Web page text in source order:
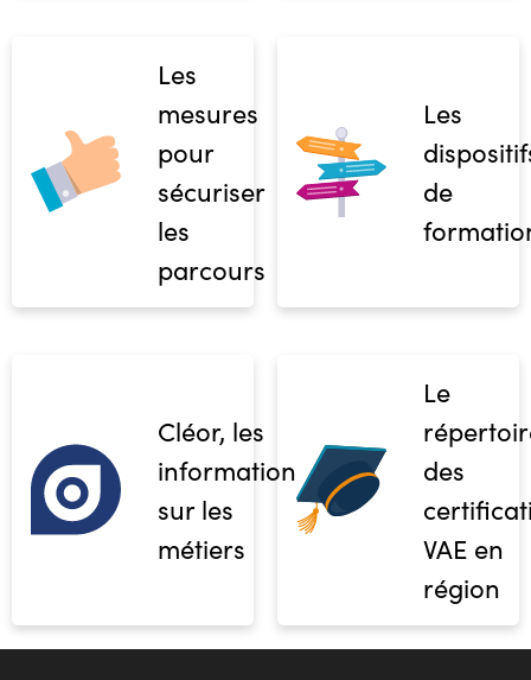
Les
mesures
pour
sécuriser
les
parcours
Les
de
Cléor, les
informations
sur les
métiers
Le
des
VAE en
région